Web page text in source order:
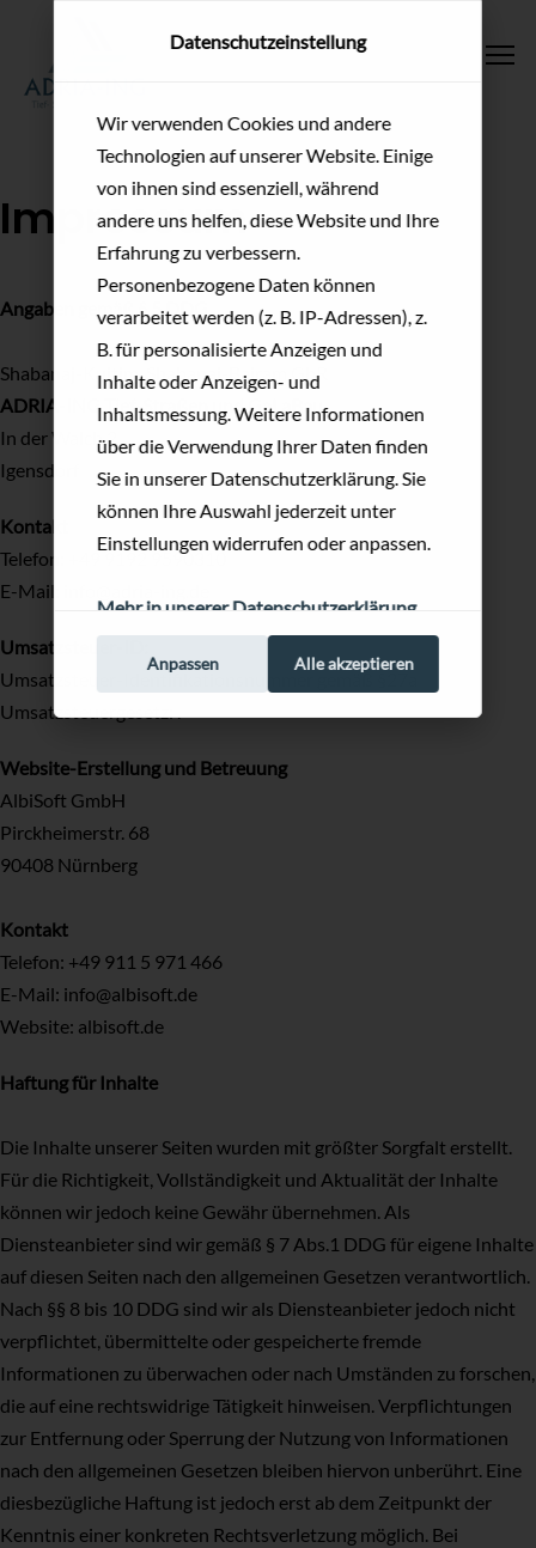
Impressum
Angaben gemäß § 5 DDG
Shabanaj-Kujtim, Shabanaj-Bajram GbR
ADRIA-ING Tief-Straßen und GaLaBau
In der Walch 2
Igensdorf
Kontakt
Telefon:
+49 9192 9590310
E-Mail:
Umsatzsteuer-ID:
Umsatzsteuer-Identifikationsnummer gemäß §27a
Umsatzsteuergesetz: .
Website-Erstellung und Betreuung
AlbiSoft GmbH
Pirckheimerstr. 68
90408 Nürnberg
Kontakt
Telefon: +49 911 5 971 466
E-Mail: info@albisoft.de
Website: albisoft.de
Haftung für Inhalte
Die Inhalte unserer Seiten wurden mit größter Sorgfalt erstellt.
Für die Richtigkeit, Vollständigkeit und Aktualität der Inhalte
können wir jedoch keine Gewähr übernehmen. Als
Diensteanbieter sind wir gemäß § 7 Abs.1 DDG für eigene Inhalte
auf diesen Seiten nach den allgemeinen Gesetzen verantwortlich.
Nach §§ 8 bis 10 DDG sind wir als Diensteanbieter jedoch nicht
verpflichtet, übermittelte oder gespeicherte fremde
Informationen zu überwachen oder nach Umständen zu forschen,
die auf eine rechtswidrige Tätigkeit hinweisen. Verpflichtungen
zur Entfernung oder Sperrung der Nutzung von Informationen
nach den allgemeinen Gesetzen bleiben hiervon unberührt. Eine
diesbezügliche Haftung ist jedoch erst ab dem Zeitpunkt der
Kenntnis einer konkreten Rechtsverletzung möglich. Bei
Datenschutzeinstellung
Wir verwenden Cookies und andere
Technologien auf unserer Website. Einige
von ihnen sind essenziell, während
andere uns helfen, diese Website und Ihre
Erfahrung zu verbessern.
Personenbezogene Daten können
verarbeitet werden (z. B. IP-Adressen), z.
B. für personalisierte Anzeigen und
Inhalte oder Anzeigen- und
Inhaltsmessung. Weitere Informationen
über die Verwendung Ihrer Daten finden
Sie in unserer Datenschutzerklärung. Sie
können Ihre Auswahl jederzeit unter
Einstellungen widerrufen oder anpassen.
Mehr in unserer Datenschutzerklärung
Anpassen Alle akzeptieren